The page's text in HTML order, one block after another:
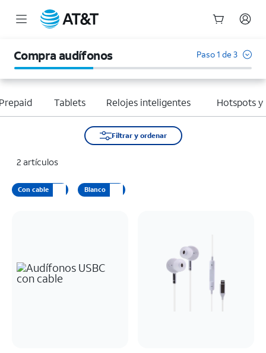
Compra audífonos Paso 1 de 3
Tablets Relojes inteligentes Hotspots y
Filtrar y ordenar
2 artículos
Con cable Blanco